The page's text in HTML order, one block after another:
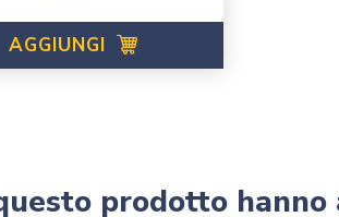
AGGIUNGI
prodotto hanno